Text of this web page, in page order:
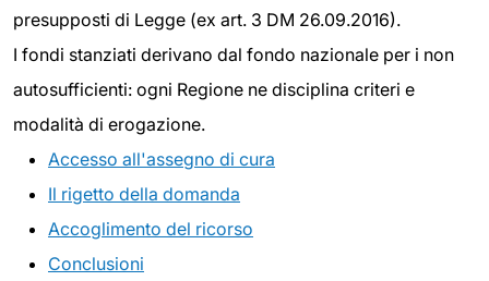
presupposti di Legge (ex art. 3 DM 26.09.2016).
I fondi stanziati derivano dal fondo nazionale per i non
autosufficienti: ogni Regione ne disciplina criteri e
modalità di erogazione.
Accesso all'assegno di cura
Il rigetto della domanda
Accoglimento del ricorso
Conclusioni